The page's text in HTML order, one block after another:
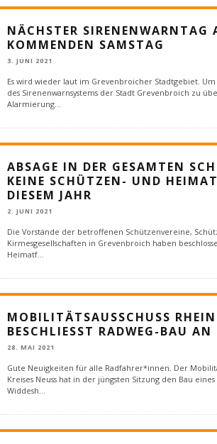
NÄCHSTER SIRENENWARNTAG
KOMMENDEN SAMSTAG
3. JUNI 2021
Es wird wieder laut im Grevenbroicher Stadtgebiet.
des Sirenenwarnsystems der Stadt Grevenbroich zu
Alarmierung
ABSAGE IN DER GESAMTEN
KEINE SCHÜTZEN- UND
DIESEM JAHR
2. JUNI 2021
Die Vorstände der betroffenen Schützenvereine,
Kirmesgesellschaften in Grevenbroich haben
Heimatf
MOBILITÄTSAUSSCHUSS
BESCHLIESST RADWEG-BAU AN
28. MAI 2021
Gute Neuigkeiten für alle Radfahrer*innen. Der
Kreises Neuss hat in der jüngsten Sitzung den Bau eines
Widdesh